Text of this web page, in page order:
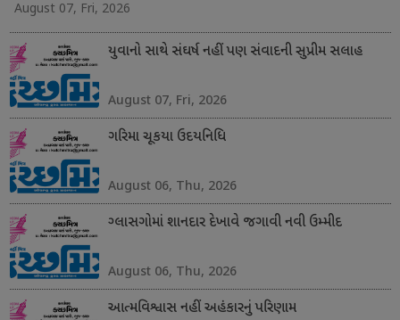
August 07, Fri, 2026
યુવાનો સાથે સંઘર્ષ નહીં પણ સંવાદની સુપ્રીમ સલાહ
August 07, Fri, 2026
ગરિમા ચૂકયા ઉદયનિધિ
August 06, Thu, 2026
ગ્લાસગોમાં શાનદાર દેખાવે જગાવી નવી ઉમ્મીદ
August 06, Thu, 2026
આત્મવિશ્વાસ નહીં અહંકારનું પરિણામ